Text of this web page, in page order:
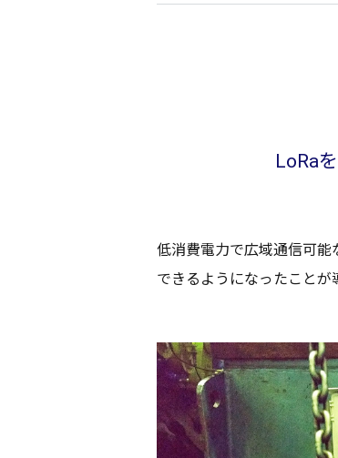
LoRa
低消費電力で広域通信可能
できるようになったことが